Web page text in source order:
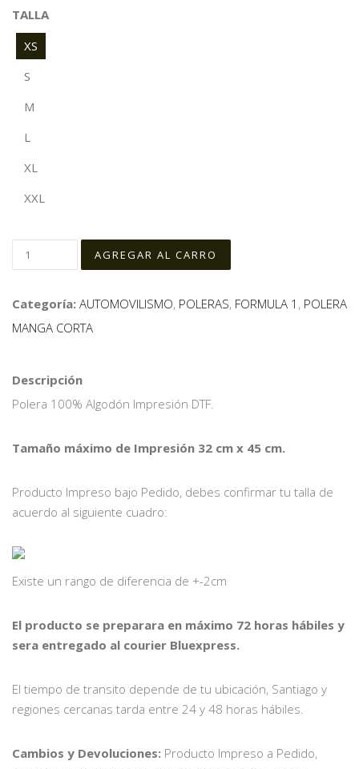
TALLA
XS
S
M
L
XL
XXL
Categoría: AUTOMOVILISMO, POLERAS, FORMULA 1 , POLERA
MANGA CORTA
Descripción
Polera 100% Algodón Impresión DTF.
Tamaño máximo de Impresión 32 cm x 45 cm.
Producto Impreso bajo Pedido, debes confirmar tu talla de
acuerdo al siguiente cuadro:
Existe un rango de diferencia de +-2cm
El producto se preparara en máximo 72 horas hábiles y
sera entregado al courier Bluexpress.
El tiempo de transito depende de tu ubicación, Santiago y
regiones cercanas tarda entre 24 y 48 horas hábiles.
Cambios y Devoluciones: Producto Impreso a Pedido,